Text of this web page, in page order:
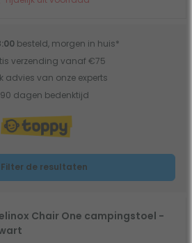
besteld, morgen in huis*
verzending vanaf €75
advies van onze experts
90 dagen bedenktijd
Filter de resultaten
Chair One campingstoel -